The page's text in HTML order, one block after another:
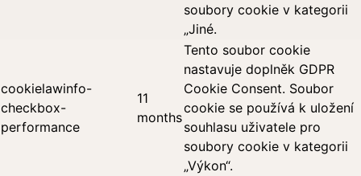
soubory cookie v kategorii
„Jiné.
cookielawinfo-
checkbox-
performance
11
months
Tento soubor cookie
nastavuje doplněk GDPR
Cookie Consent. Soubor
cookie se používá k uložení
souhlasu uživatele pro
soubory cookie v kategorii
„Výkon“.